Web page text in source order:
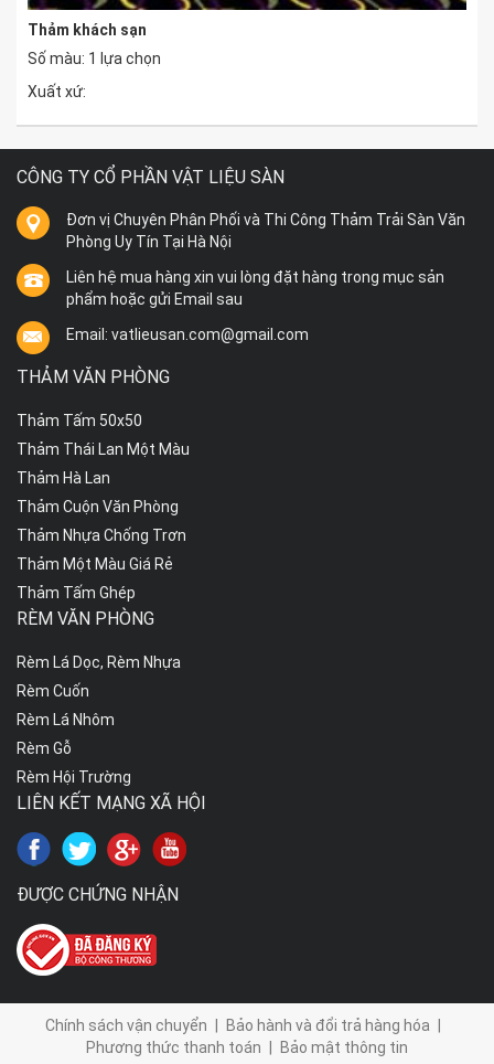
Thảm khách sạn
Số màu: 1 lựa chọn
Xuất xứ:
CÔNG TY CỔ PHẦN VẬT LIỆU SÀN
Đơn vị Chuyên Phân Phối và Thi Công Thảm Trải Sàn Văn
Phòng Uy Tín Tại Hà Nội
Liên hệ mua hàng xin vui lòng đặt hàng trong mục sản
phẩm hoặc gửi Email sau
Email: vatlieusan.com@gmail.com
THẢM VĂN PHÒNG
Thảm Tấm 50x50
Thảm Thái Lan Một Màu
Thảm Hà Lan
Thảm Cuộn Văn Phòng
Thảm Nhựa Chống Trơn
Thảm Một Màu Giá Rẻ
Thảm Tấm Ghép
RÈM VĂN PHÒNG
Rèm Lá Dọc, Rèm Nhựa
Rèm Cuốn
Rèm Lá Nhôm
Rèm Gỗ
Rèm Hội Trường
LIÊN KẾT MẠNG XÃ HỘI
ĐƯỢC CHỨNG NHẬN
Chính sách vận chuyển Bảo hành và đổi trả hàng hóa
Phương thức thanh toán
Bảo mật thông tin